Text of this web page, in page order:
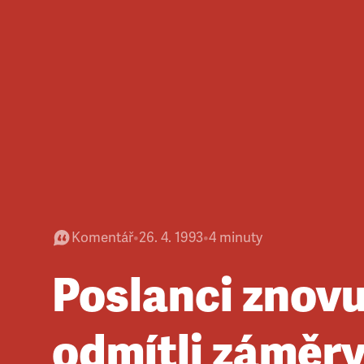
Komentář•26. 4. 1993•4 minuty
Poslanci
odmítli